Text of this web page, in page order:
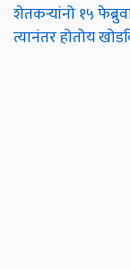
शेतकऱ्यांनो १५
त्यानंतर होतोय